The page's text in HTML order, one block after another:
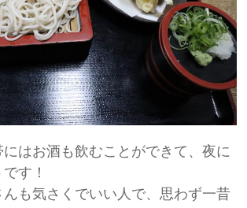
はお酒も飲むことができて、夜に
す！
も気さくでいい人で、思わず一昔